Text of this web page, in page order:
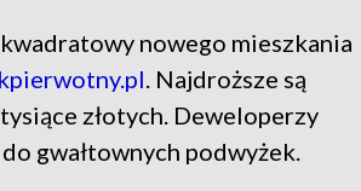
nowego mieszkania
. Najdroższe są
złotych. Deweloperzy
gwałtownych podwyżek.